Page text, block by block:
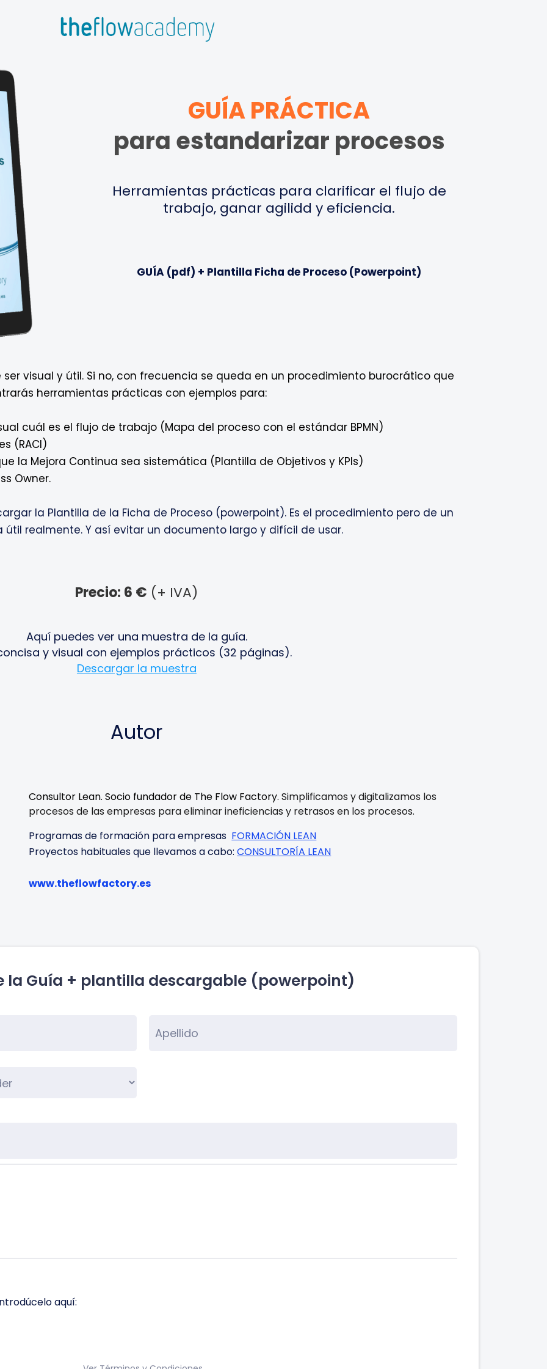
GUÍA PRÁCTICA
para estandarizar procesos
Herramientas prácticas para clarificar el flujo de
trabajo, ganar agilidd y eficiencia.
GUÍA (pdf) + Plantilla Ficha de Proceso (Powerpoint)
visual y útil. Si no, con frecuencia se queda en un procedimiento burocrático que
herramientas prácticas con ejemplos para:
cuál es el flujo de trabajo (Mapa del proceso con el estándar BPMN)
(RACI)
la Mejora Continua sea sistemática (Plantilla de Objetivos y KPIs)
Owner.
la Plantilla de la Ficha de Proceso (powerpoint). Es el procedimiento pero de un
realmente. Y así evitar un documento largo y difícil de usar.
Precio: 6 € (+ IVA)
Aquí puedes ver una muestra de la guía.
y visual con ejemplos prácticos (32 páginas).
Descargar la muestra
Autor
Consultor Lean. Socio fundador de The Flow Factory.Simplificamos y digitalizamos los
procesos de las empresas para eliminar ineficiencias y retrasos en los procesos.
Programas de formación para empresas FORMACIÓN LEAN
Proyectos habituales que llevamos a cabo:CONSULTORÍA LEAN
www.theflowfactory.es
la Guía + plantilla descargable (powerpoint)
aquí: